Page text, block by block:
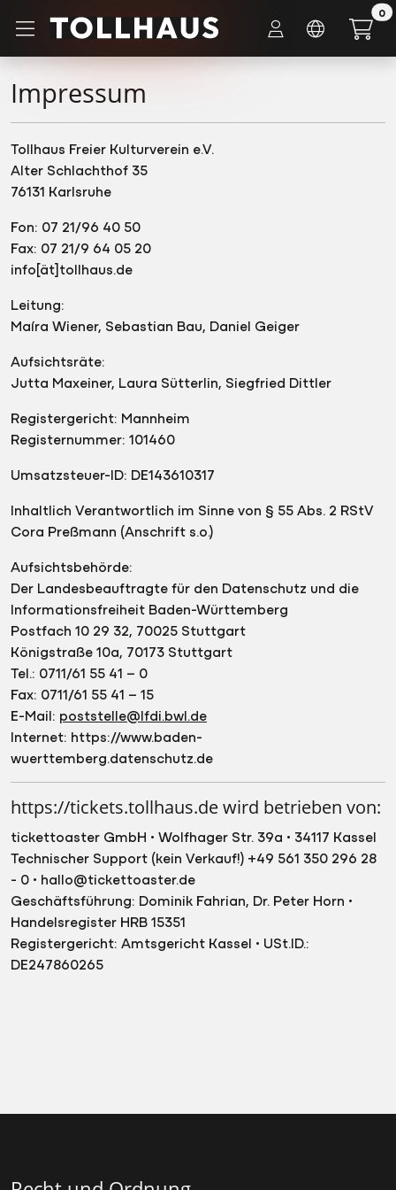
Zum Hauptinhalt springen 0
Impressum
Tollhaus Freier Kulturverein e.V.
Alter Schlachthof 35
76131 Karlsruhe
Fon: 07 21/96 40 50
Fax: 07 21/9 64 05 20
info[ät]tollhaus.de
Leitung:
Maíra Wiener, Sebastian Bau, Daniel Geiger
Aufsichtsräte:
Jutta Maxeiner, Laura Sütterlin, Siegfried Dittler
Registergericht: Mannheim
Registernummer: 101460
Umsatzsteuer-ID: DE143610317
Inhaltlich Verantwortlich im Sinne von § 55 Abs. 2 RStV
Cora Preßmann (Anschrift s.o.)
Aufsichtsbehörde:
Der Landesbeauftragte für den Datenschutz und die
Informationsfreiheit Baden-Württemberg
Postfach 10 29 32, 70025 Stuttgart
Königstraße 10a, 70173 Stuttgart
Tel.: 0711/61 55 41 – 0
Fax: 0711/61 55 41 – 15
E-Mail: poststelle@lfdi.bwl.de
Internet: https://www.baden-
wuerttemberg.datenschutz.de
https://tickets.tollhaus.de wird betrieben von:
tickettoaster GmbH • Wolfhager Str. 39a • 34117 Kassel
Technischer Support (kein Verkauf!) +49 561 350 296 28
- 0 • hallo@tickettoaster.de
Geschäftsführung: Dominik Fahrian, Dr. Peter Horn •
Handelsregister HRB 15351
Registergericht: Amtsgericht Kassel • USt.ID.:
DE247860265